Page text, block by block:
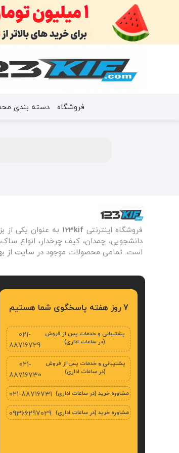
فروشگاه دسته بندی
فروشگاه اینترنتی123kif به عنوان یکی از
دانشجویی، چمدان، کیف چرخدار، انواع
است. تمامی محصولات موجود در سایت از
7 روز هفته پاسخگوی شما هستیم
پشتیبانی و خدمات پس از فروش
(در ساعات اداری)
021-
88716729
پشتیبانی و خدمات پس از فروش
(در ساعات اداری)
021-
88716730
مشاوره خرید (در ساعات اداری) 021-88716731
مشاوره خرید (در ساعات اداری) 09366297029